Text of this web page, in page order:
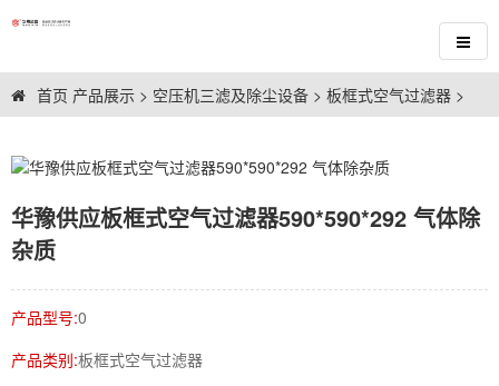
首页 产品展示 > 空压机三滤及除尘设备 > 板框式空气过滤器 >
华豫供应板框式空气过滤器590*590*292 气体除
杂质
产品型号:0
产品类别:板框式空气过滤器